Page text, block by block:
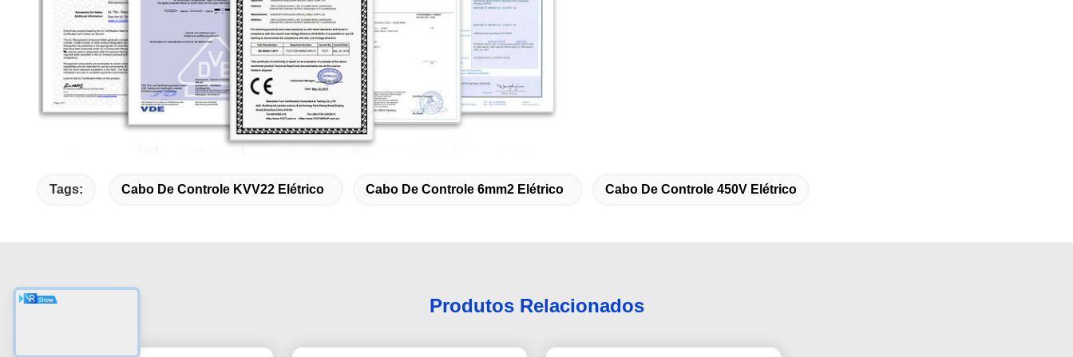
Tags: Cabo De Controle KVV22 Elétrico Cabo De Controle 6mm2 Elétrico Cabo De Controle 450V Elétrico
Produtos Relacionados